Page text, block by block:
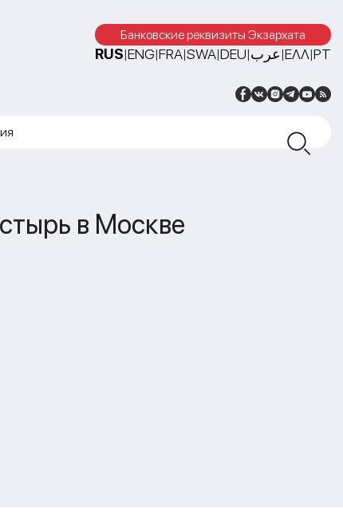
Банковские реквизиты Экзархата
RUS|ENG|FRA|SWA|DEU|عرب|ΕΛΛ|PT
в Москве